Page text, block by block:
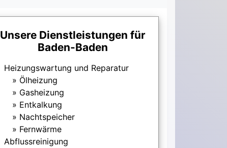
Unsere Dienstleistungen für
Baden-Baden
Heizungswartung und Reparatur
Ölheizung
Gasheizung
Entkalkung
Nachtspeicher
Fernwärme
Abflussreinigung